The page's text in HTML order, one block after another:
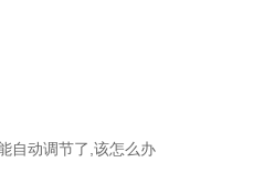
自动调节了 该怎么办